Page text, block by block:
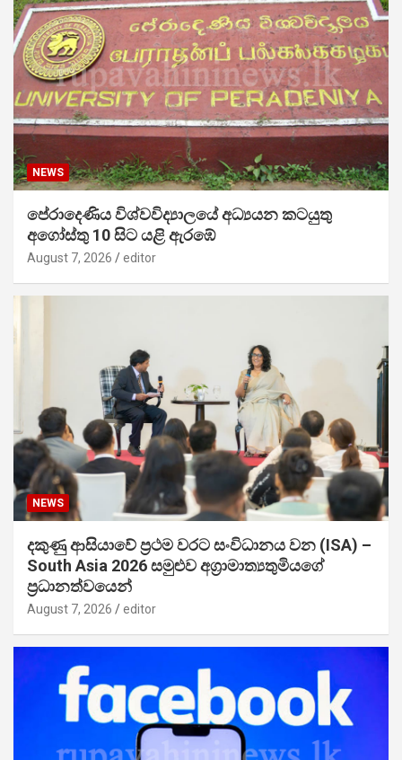
NEWS
පේරාදෙණිය විශ්වවිද්‍යාලයේ අධ්‍යයන කටයුතු
අගෝස්තු 10 සිට යළි ඇරඹේ
August 7, 2026 editor
NEWS
දකුණු ආසියාවේ ප්‍රථම වරට සංවිධානය වන (ISA) –
South Asia 2026 සමුළුව අග්‍රාමාත්‍යතුමියගේ
ප්‍රධානත්වයෙන්
August 7, 2026 editor